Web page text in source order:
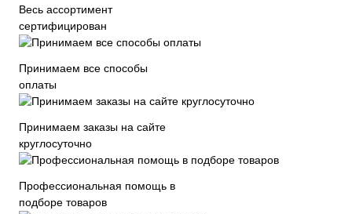
Весь ассортимент
сертифицирован
Принимаем все способы
оплаты
Принимаем заказы на сайте
круглосуточно
Профессиональная помощь в
подборе товаров